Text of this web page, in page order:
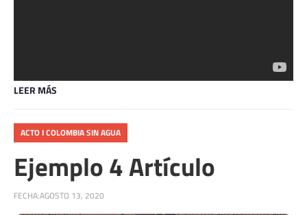
LEER MÁS
ACTO I COLOMBIA SIN AGUA
Ejemplo 4 Artículo
FECHA:AGOSTO 13, 2020